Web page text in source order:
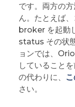
です。両方の
ん。たとえば
broker を起
status その状
ョンでは、
していること
の代わりに、
さい。